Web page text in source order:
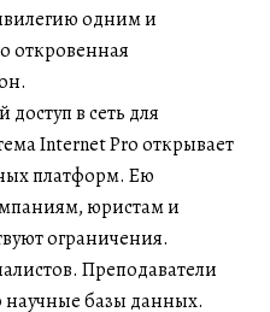
одним и
откровенная
в сеть для
Internet Pro открывает
платформ. Ею
юристам и
ограничения.
Преподаватели
научные базы данных.